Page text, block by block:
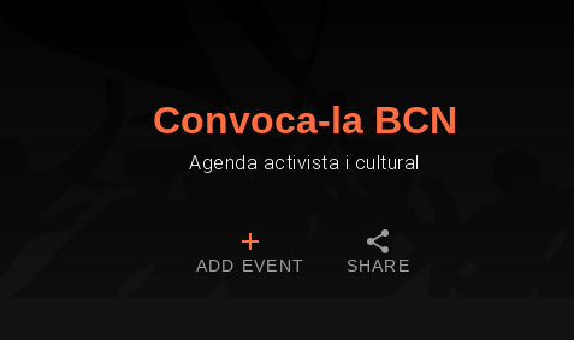
Convoca-la BCN
Agenda activista i cultural
ADD EVENT SHARE